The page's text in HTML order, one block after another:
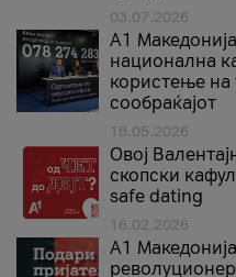
03.07.2026
A1
национална
користење на
сообраќајот
18.05.2026
Овој
скопски
safe dating
16.02.2026
А1